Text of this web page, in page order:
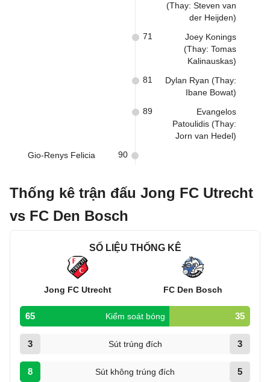
(Thay: Steven van
der Heijden)
Joey Konings
(Thay: Tomas
Kalinauskas)
71
Dylan Ryan (Thay:
Ibane Bowat)
81
Evangelos
Patoulidis (Thay:
Jorn van Hedel)
89
Gio-Renys Felicia 90
Thống kê trận đấu Jong FC Utrecht
vs FC Den Bosch
SỐ LIỆU THỐNG KÊ
Jong FC Utrecht FC Den Bosch
65 Kiểm soát bóng 35
3 Sút trúng đích 3
8 Sút không trúng đích 5